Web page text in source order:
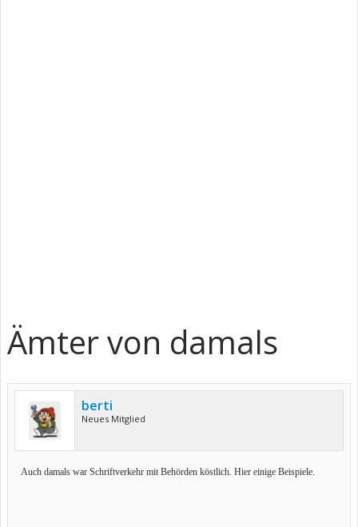
Ämter von damals
berti
Neues Mitglied
Auch damals war Schriftverkehr mit Behörden köstlich. Hier einige Beispiele.